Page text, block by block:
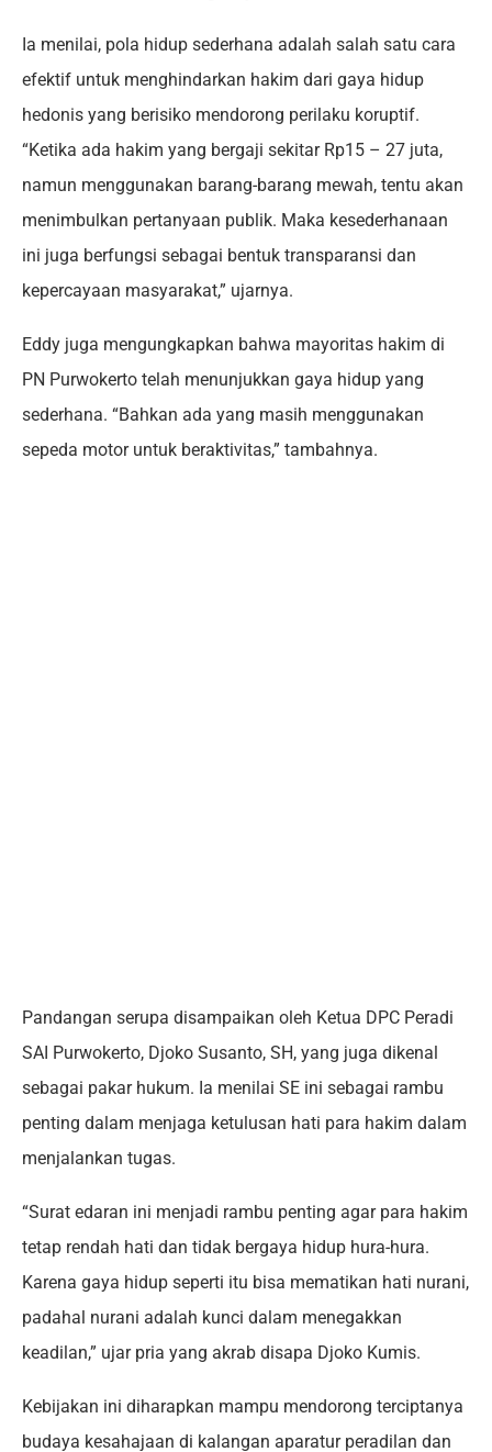
Ia menilai, pola hidup sederhana adalah salah satu cara
efektif untuk menghindarkan hakim dari gaya hidup
hedonis yang berisiko mendorong perilaku koruptif.
“Ketika ada hakim yang bergaji sekitar Rp15 – 27 juta,
namun menggunakan barang-barang mewah, tentu akan
menimbulkan pertanyaan publik. Maka kesederhanaan
ini juga berfungsi sebagai bentuk transparansi dan
kepercayaan masyarakat,” ujarnya.
Eddy juga mengungkapkan bahwa mayoritas hakim di
PN Purwokerto telah menunjukkan gaya hidup yang
sederhana. “Bahkan ada yang masih menggunakan
sepeda motor untuk beraktivitas,” tambahnya.
Pandangan serupa disampaikan oleh Ketua DPC Peradi
SAI Purwokerto, Djoko Susanto, SH, yang juga dikenal
sebagai pakar hukum. Ia menilai SE ini sebagai rambu
penting dalam menjaga ketulusan hati para hakim dalam
menjalankan tugas.
“Surat edaran ini menjadi rambu penting agar para hakim
tetap rendah hati dan tidak bergaya hidup hura-hura.
Karena gaya hidup seperti itu bisa mematikan hati nurani,
padahal nurani adalah kunci dalam menegakkan
keadilan,” ujar pria yang akrab disapa Djoko Kumis.
Kebijakan ini diharapkan mampu mendorong terciptanya
budaya kesahajaan di kalangan aparatur peradilan dan